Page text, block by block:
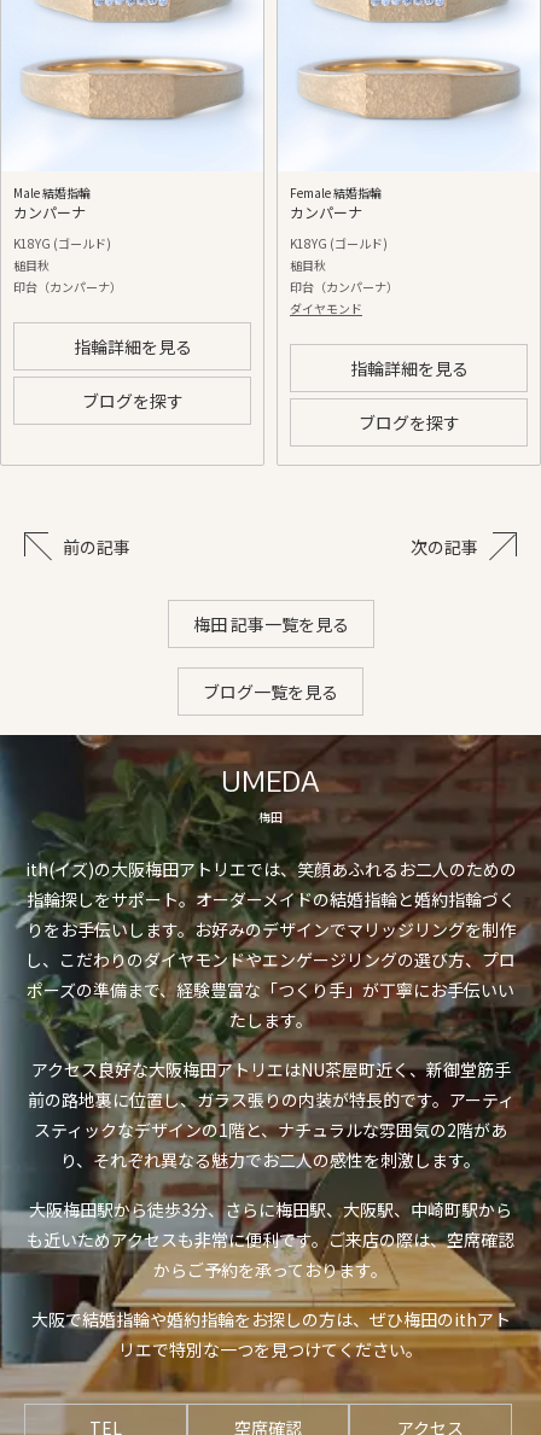
Male 結婚指輪
カンパーナ
K18YG (ゴールド)
槌目秋
印台（カンパーナ）
指輪詳細を見る
ブログを探す
Female 結婚指輪
カンパーナ
K18YG (ゴールド)
槌目秋
印台（カンパーナ）
ダイヤモンド
指輪詳細を見る
ブログを探す
前の記事 次の記事
梅田 記事一覧を見る
ブログ一覧を見る
UMEDA
梅田
ith(イズ)の大阪梅田アトリエでは、笑顔あふれるお二人のための
指輪探しをサポート。オーダーメイドの結婚指輪と婚約指輪づく
りをお手伝いします。お好みのデザインでマリッジリングを制作
し、こだわりのダイヤモンドやエンゲージリングの選び方、プロ
ポーズの準備まで、経験豊富な「つくり手」が丁寧にお手伝いい
たします。
アクセス良好な大阪梅田アトリエはNU茶屋町近く、新御堂筋手
前の路地裏に位置し、ガラス張りの内装が特長的です。アーティ
スティックなデザインの1階と、ナチュラルな雰囲気の2階があ
り、それぞれ異なる魅力でお二人の感性を刺激します。
大阪梅田駅から徒歩3分、さらに梅田駅、大阪駅、中崎町駅から
も近いためアクセスも非常に便利です。ご来店の際は、空席確認
からご予約を承っております。
大阪で結婚指輪や婚約指輪をお探しの方は、ぜひ梅田のithアト
リエで特別な一つを見つけてください。
TEL 空席確認 アクセス